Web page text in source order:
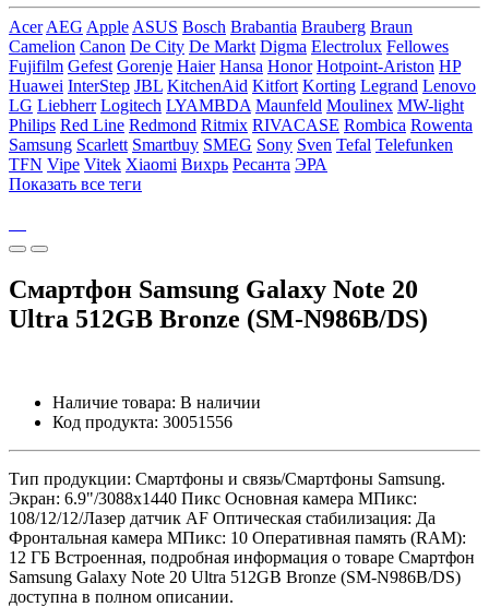
Acer AEG Apple ASUS Bosch Brabantia Brauberg Braun
Camelion Canon De City De Markt Digma Electrolux Fellowes
Fujifilm Gefest Gorenje Haier Hansa Honor Hotpoint-Ariston HP
Huawei InterStep JBL KitchenAid Kitfort Korting Legrand Lenovo
LG Liebherr Logitech LYAMBDA Maunfeld Moulinex MW-light
Philips Red Line Redmond Ritmix RIVACASE Rombica Rowenta
Samsung Scarlett Smartbuy SMEG Sony Sven Tefal Telefunken
TFN Vipe Vitek Xiaomi Вихрь Ресанта ЭРА
Показать все теги
Смартфон Samsung Galaxy Note 20
Ultra 512GB Bronze (SM-N986B/DS)
Наличие товара: В наличии
Код продукта: 30051556
Тип продукции: Смартфоны и связь/Смартфоны Samsung.
Экран: 6.9"/3088x1440 Пикс Основная камера МПикс:
108/12/12/Лазер датчик AF Оптическая стабилизация: Да
Фронтальная камера МПикс: 10 Оперативная память (RAM):
12 ГБ Встроенная, подробная информация о товаре Смартфон
Samsung Galaxy Note 20 Ultra 512GB Bronze (SM-N986B/DS)
доступна в полном описании.